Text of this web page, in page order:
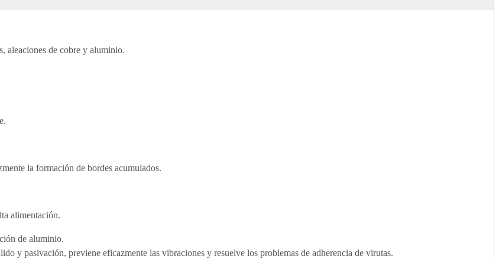
aleaciones de cobre y aluminio.
la formación de bordes acumulados.
alimentación.
de aluminio.
y pasivación, previene eficazmente las vibraciones y resuelve los problemas de adherencia de virutas.